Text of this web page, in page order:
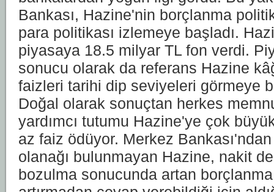
Bankası, Hazine'nin borçlanma
para politikası izlemeye başladı.
piyasaya 18.5 milyar TL fon verdi.
sonucu olarak da referans Hazine
faizleri tarihi dip seviyeleri görmeye
Doğal olarak sonuçtan herkes
yardımcı tutumu Hazine'ye çok
az faiz ödüyor. Merkez
olanağı bulunmayan Hazine, nakit
bozulma sonucunda artan